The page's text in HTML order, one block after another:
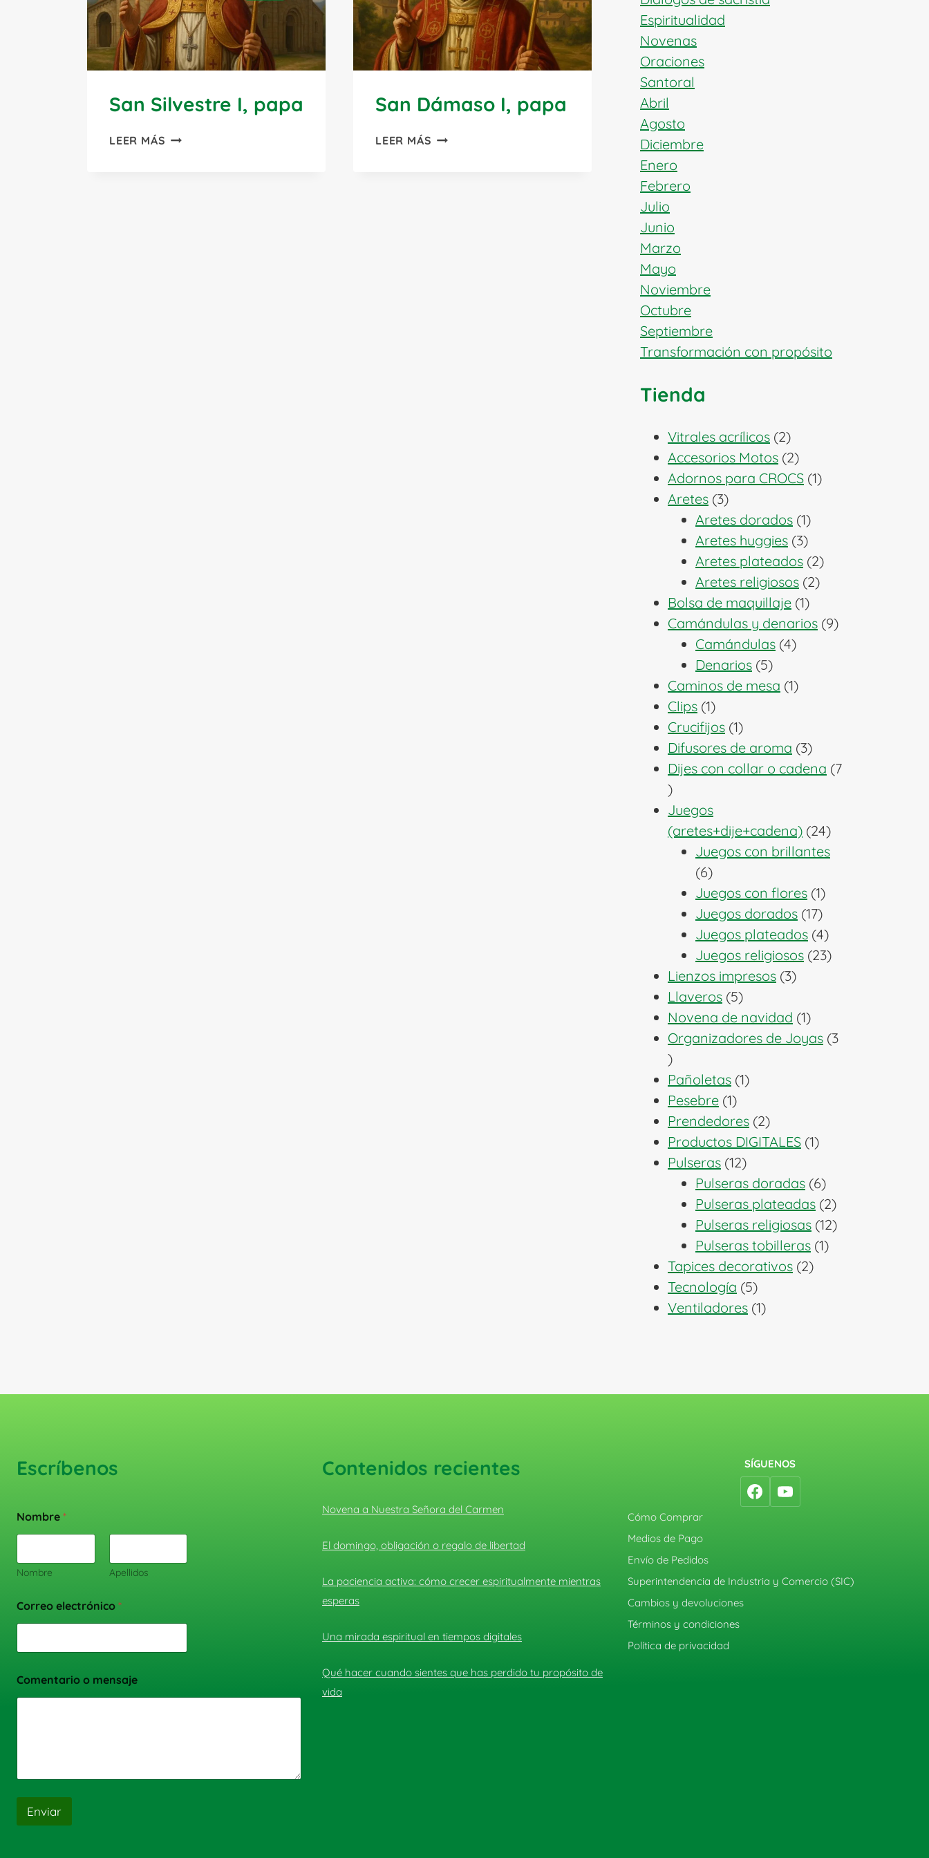
San Silvestre I, papa
LEER MÁS SAN
San Dámaso I, papa
LEER MÁS SAN
Espiritualidad
Novenas
Oraciones
Santoral
Abril
Agosto
Diciembre
Enero
Febrero
Julio
Junio
Marzo
Mayo
Noviembre
Octubre
Septiembre
Transformación con propósito
Tienda
Vitrales acrílicos 22
productos
Accesorios Motos 22
productos
Adornos para CROCS 11
Aretes 33
productos
Aretes dorados 11
producto
Aretes huggies 33
productos
Aretes plateados 22
productos
Aretes religiosos 22
Bolsa de maquillaje 11
producto
Camándulas y denarios 99
Camándulas 44
Denarios 55
productos
Caminos de mesa 11
Clips 11
producto
Crucifijos 11
producto
Difusores de aroma 33
productos
Dijes con collar o cadena 7
7
productos
Juegos
(aretes+dije+cadena) 2424
productos
Juegos con brillantes
66
productos
Juegos con flores 11
producto
Juegos dorados 1717
productos
Juegos plateados 44
productos
Juegos religiosos 2323
Lienzos impresos 33
Llaveros 55
productos
Novena de navidad 11
producto
Organizadores de Joyas 3
3
productos
Pañoletas 11
Pesebre 11
producto
Prendedores 22
productos
Productos DIGITALES 11
Pulseras 1212
productos
Pulseras doradas 66
productos
Pulseras plateadas 22
productos
Pulseras religiosas 1212
Pulseras tobilleras 11
Tapices decorativos 22
Tecnología 55
productos
Ventiladores 11
Escríbenos
Nombre *
Nombre Apellidos
Correo electrónico *
Comentario o mensaje
Enviar
Contenidos recientes
Novena a Nuestra Señora del Carmen
El domingo, obligación o regalo de libertad
La paciencia activa: cómo crecer espiritualmente mientras
esperas
Una mirada espiritual en tiempos digitales
Qué hacer cuando sientes que has perdido tu propósito de
vida
SÍGUENOS
Cómo Comprar
Medios de Pago
Envío de Pedidos
Superintendencia de Industria y Comercio (SIC)
Cambios y devoluciones
Términos y condiciones
Política de privacidad